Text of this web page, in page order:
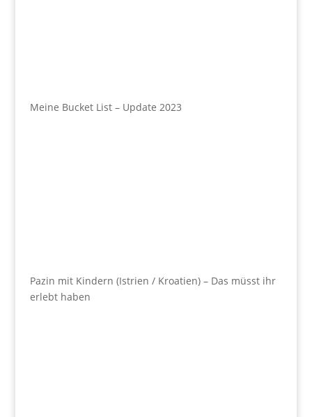
Meine Bucket List – Update 2023
Pazin mit Kindern (Istrien / Kroatien) – Das müsst ihr
erlebt haben